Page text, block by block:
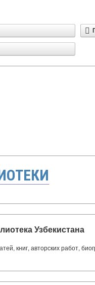
Узбекистана
книг, авторских работ,